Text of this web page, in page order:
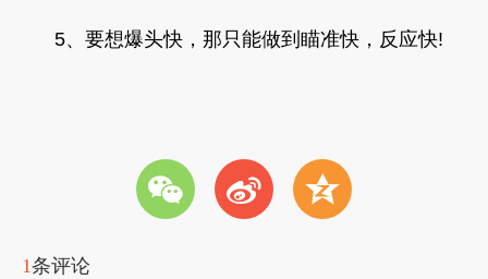
5、要想爆头快，那只能做到瞄准快，反应快!
w t z
1条评论